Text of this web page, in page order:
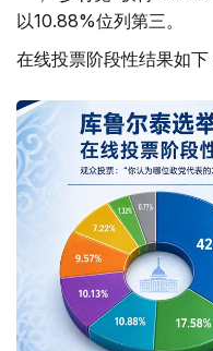
以10.88%位列第三。
在线投票阶段性结果如下